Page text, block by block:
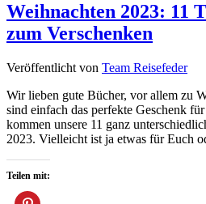
Weihnachten 2023: 11
zum Verschenken
Veröffentlicht von Team Reisefeder
Wir lieben gute Bücher, vor allem zu
sind einfach das perfekte Geschenk
kommen unsere 11 ganz
2023. Vielleicht ist ja etwas für Euch
Teilen mit: